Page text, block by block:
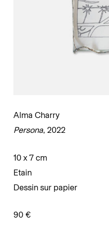
Alma Charry
Persona, 2022
10 x 7 cm
Etain
Dessin sur papier
90 €